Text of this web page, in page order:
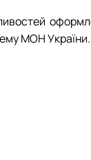
МОН України.